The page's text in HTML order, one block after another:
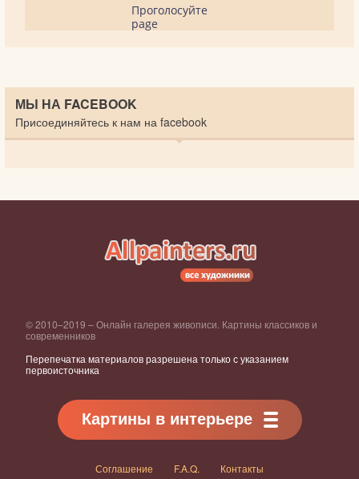
Проголосуйте
page
МЫ НА FACEBOOK
Присоединяйтесь к нам на facebook
© 2010–2019 – Онлайн галерея живописи. Картины классиков и
современников
Перепечатка материалов разрешена только с указанием
первоисточника
Картины в интерьере
Соглашение F.A.Q. Контакты